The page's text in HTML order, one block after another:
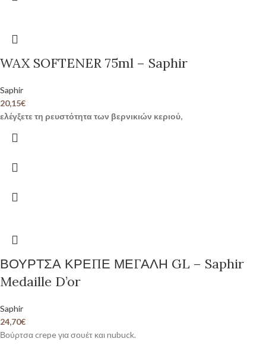
WAX SOFTENER 75ml – Saphir
Saphir
20,15€
ελέγξετε τη ρευστότητα των βερνικιών κεριού,
ΒΟΥΡΤΣΑ ΚΡΕΠΕ ΜΕΓΑΛΗ GL – Saphir
Medaille D’or
Saphir
24,70€
Βούρτσα crepe για σουέτ και nubuck.